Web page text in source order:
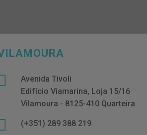
Avenida Tivoli
Edifício Viamarina, Loja 15/16
Vilamoura - 8125-410 Quarteira
(+351) 289 388 219